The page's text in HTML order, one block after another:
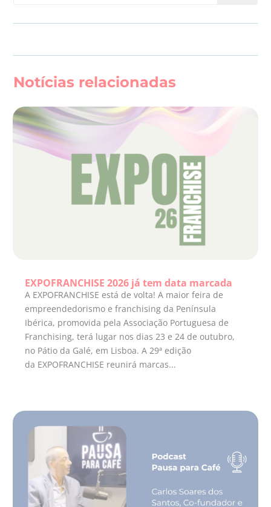
Notícias relacionadas
EXPOFRANCHISE 2026 já tem data marcada
A EXPOFRANCHISE está de volta! A maior feira de
empreendedorismo e franchising da Península
Ibérica, promovida pela Associação Portuguesa de
Franchising, terá lugar nos dias 23 e 24 de outubro,
no Pátio da Galé, em Lisboa. A 29ª edição
da EXPOFRANCHISE reunirá marcas...